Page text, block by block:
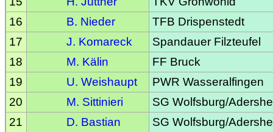
16
B. Nieder
TFB Drispenstedt
17
J. Komareck
Spandauer Filzteufel
18
M. Kälin
FF Bruck
19
U. Weishaupt
PWR Wasseralfingen
20
M. Sittinieri
SG Wolfsburg/
21
D. Bastian SG Wolfsburg/